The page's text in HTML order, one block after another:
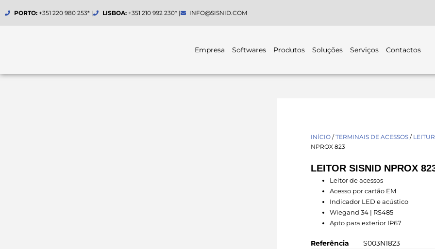
to
PORTO:+351 220 980 253* | LISBOA:+351 210 992 230* | INFO@SISNID.COM
Empresa Softwares Produtos Soluções Serviços Contactos
INÍCIO /TERMINAIS DE ACESSOS /
NPROX 823
LEITOR SISNID NPROX
Leitor de acessos
Acesso por cartão EM
Indicador LED e acústico
Wiegand 34 | RS485
Apto para exterior IP67
Referência
S003N1823